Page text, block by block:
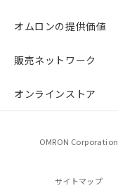
オムロンの提供価値
販売ネットワーク
オンラインストア
OMRON Corporation
サイトマップ